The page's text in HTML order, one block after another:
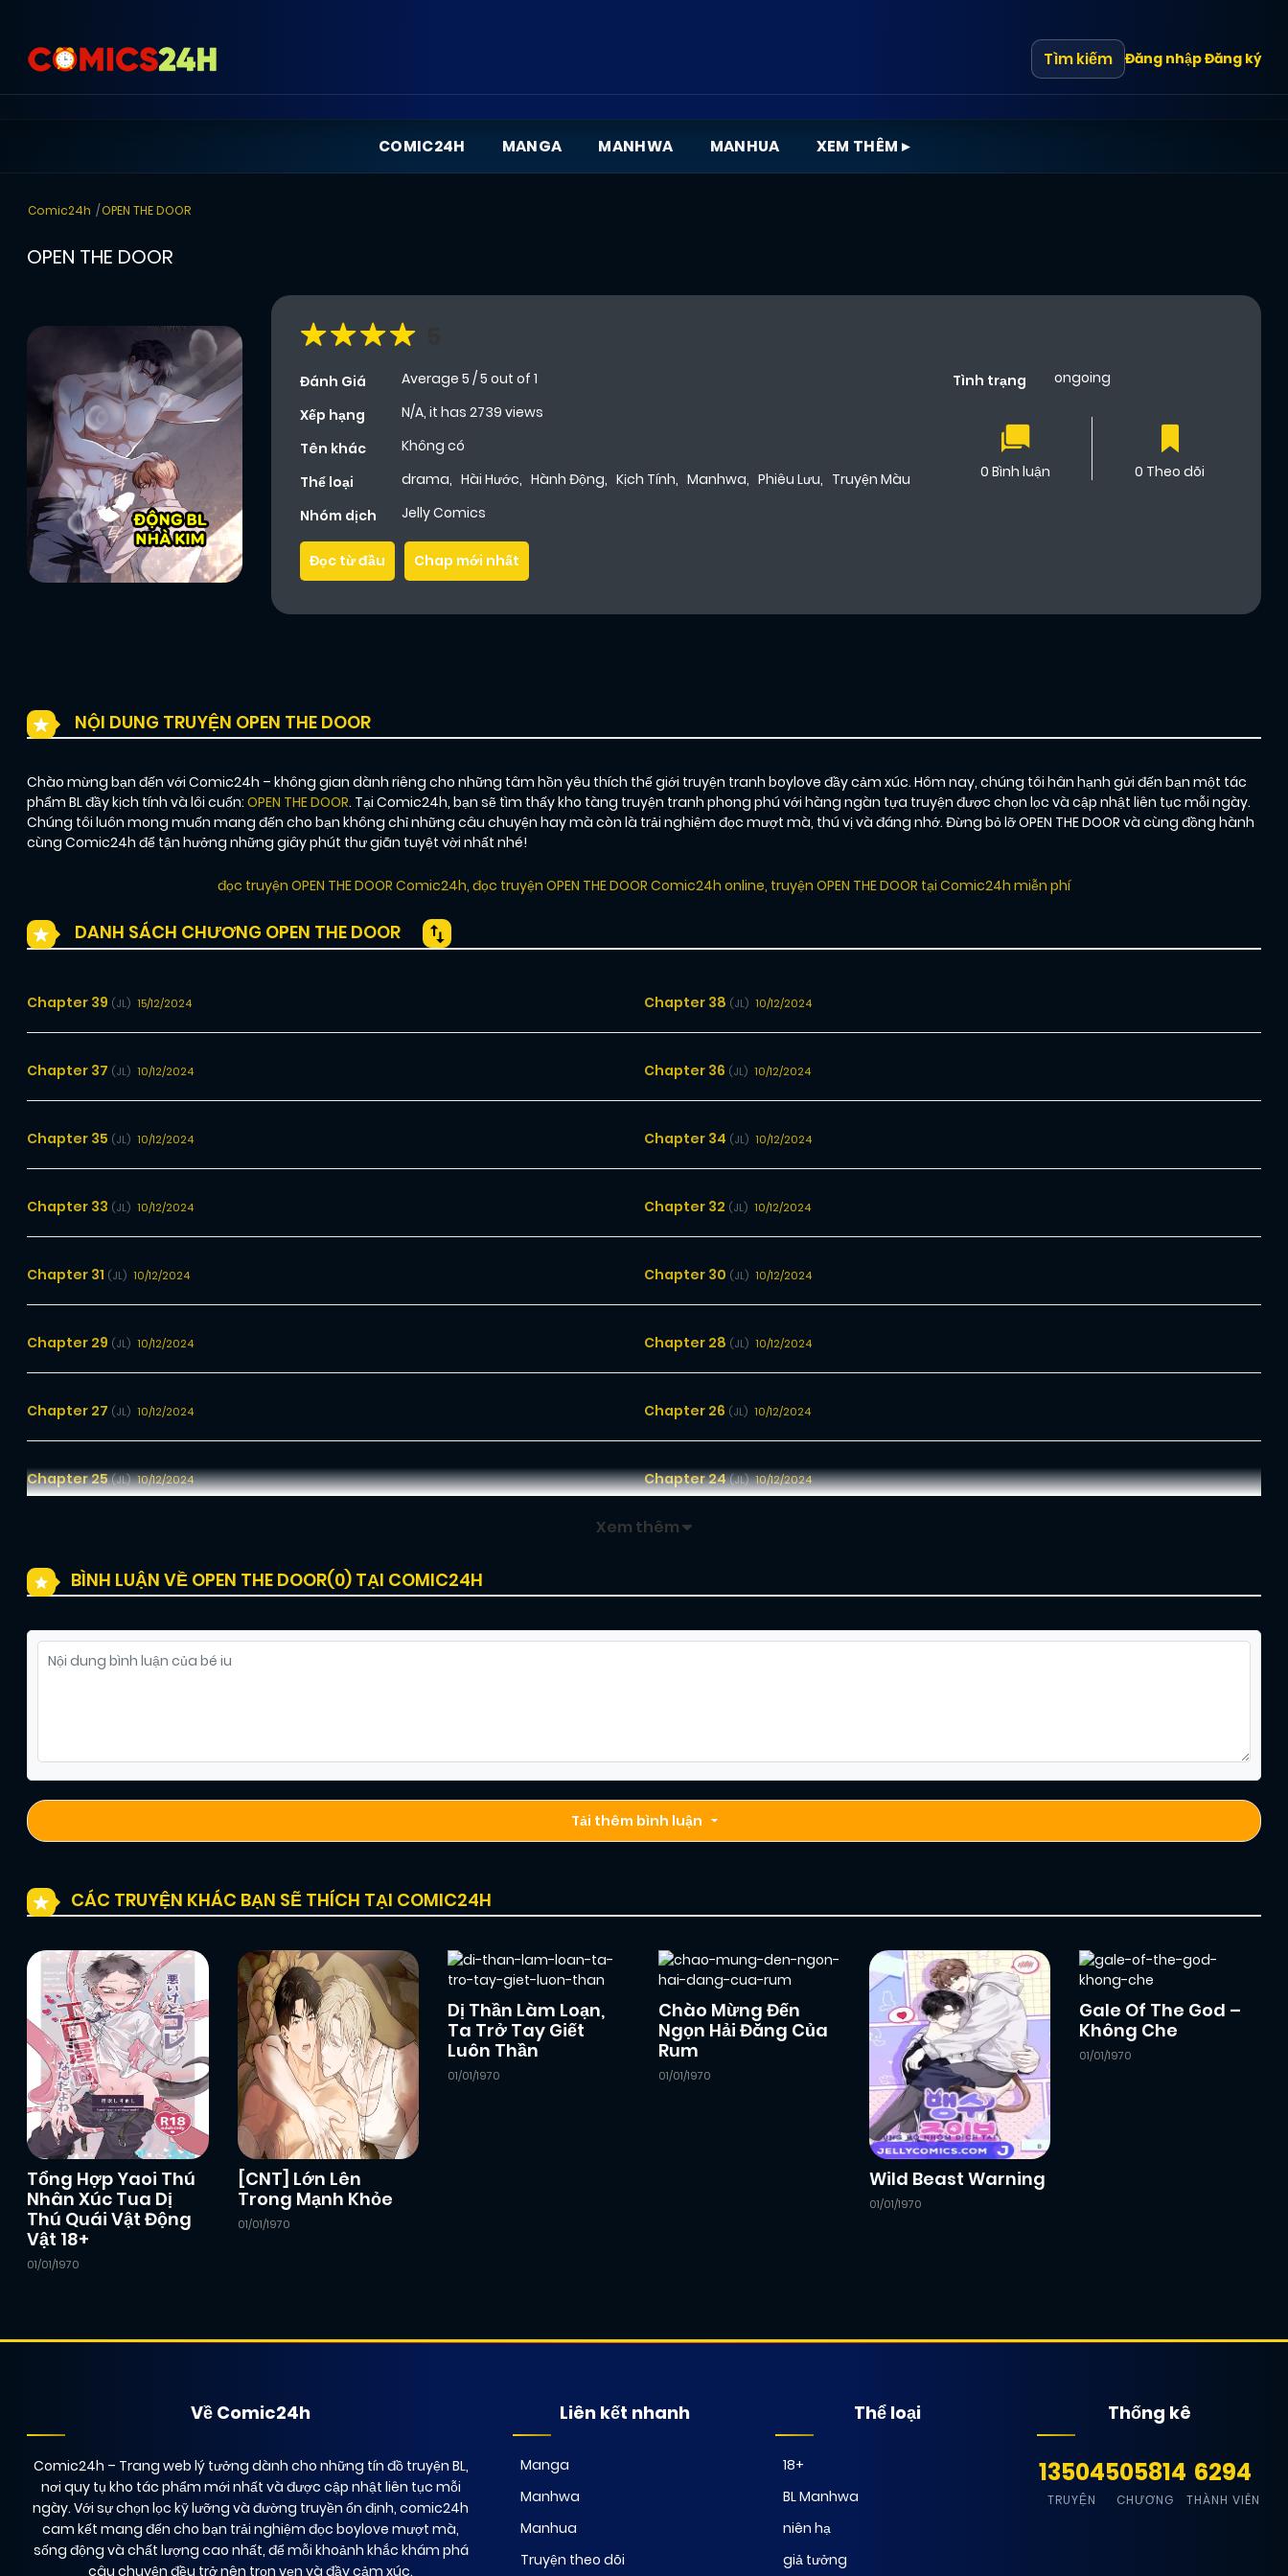
Tìm kiếm Đăng nhậpĐăng ký
COMIC24H MANGA MANHWA MANHUA XEM THÊM ▸
Comic24h OPEN THE DOOR
OPEN THE DOOR
Đánh Giá Average 5 /5 out of 1
Xếp hạng
N/A, it has 2739 views
Tên khác
Không có
Thể loại
drama, Hài Hước, Hành Động, Kịch Tính, Manhwa, Phiêu Lưu, Truyện Màu
Nhóm dịch
Jelly Comics
Tình trạng ongoing
0 Bình luận 0 Theo dõi
Đọc từ đầu Chap mới nhất
NỘI DUNG TRUYỆN OPEN THE DOOR
Chào mừng bạn đến với Comic24h – không gian dành riêng cho những tâm hồn yêu thích thế giới truyện tranh boylove đầy cảm xúc. Hôm nay, chúng tôi hân hạnh gửi đến bạn một tác
phẩm BL đầy kịch tính và lôi cuốn: OPEN THE DOOR. Tại Comic24h, bạn sẽ tìm thấy kho tàng truyện tranh phong phú với hàng ngàn tựa truyện được chọn lọc và cập nhật liên tục mỗi ngày.
Chúng tôi luôn mong muốn mang đến cho bạn không chỉ những câu chuyện hay mà còn là trải nghiệm đọc mượt mà, thú vị và đáng nhớ. Đừng bỏ lỡ OPEN THE DOOR và cùng đồng hành
cùng Comic24h để tận hưởng những giây phút thư giãn tuyệt vời nhất nhé!
đọc truyện OPEN THE DOOR Comic24h, đọc truyện OPEN THE DOOR Comic24h online, truyện OPEN THE DOOR tại Comic24h miễn phí
DANH SÁCH CHƯƠNG OPEN THE DOOR
Chapter 39 (JL) 15/12/2024 Chapter 38 (JL) 10/12/2024
Chapter 37 (JL) 10/12/2024 Chapter 36 (JL) 10/12/2024
Chapter 35 (JL) 10/12/2024 Chapter 34 (JL) 10/12/2024
Chapter 33 (JL) 10/12/2024 Chapter 32 (JL) 10/12/2024
Chapter 31 (JL) 10/12/2024 Chapter 30 (JL) 10/12/2024
Chapter 29 (JL) 10/12/2024 Chapter 28 (JL) 10/12/2024
Chapter 27 (JL) 10/12/2024 Chapter 26 (JL) 10/12/2024
Chapter 25(JL) 10/12/2024 Chapter 24(JL) 10/12/2024
Chapter 15 Chapter 14
Chapter 13 10/12/2024
Chapter 11(JL) 10/12/2024 Chapter 10(JL) 10/12/2024
Chapter 9(JL) 10/12/2024 Chapter 8(JL) 10/12/2024
Chapter 7(JL) 10/12/2024
Chapter 5(JL) 10/12/2024
Chapter 3(JL) 10/12/2024
Xem thêm
BÌNH LUẬN VỀ OPEN THE DOOR(0) TẠI COMIC24H
Tải thêm bình luận
CÁC TRUYỆN KHÁC BẠN SẼ THÍCH TẠI COMIC24H
Tổng Hợp Yaoi Thú
Nhân Xúc Tua Dị
Thú Quái Vật Động
Vật 18+
01/01/1970
[CNT] Lớn Lên
Trong Mạnh Khỏe
01/01/1970
Dị Thần Làm Loạn,
Ta Trở Tay Giết
Luôn Thần
01/01/1970
Chào Mừng Đến
Ngọn Hải Đăng Của
Rum
01/01/1970
Wild Beast Warning
01/01/1970
Gale Of The God –
Không Che
01/01/1970
Về Comic24h
Comic24h – Trang web lý tưởng dành cho những tín đồ truyện BL,
nơi quy tụ kho tác phẩm mới nhất và được cập nhật liên tục mỗi
ngày. Với sự chọn lọc kỹ lưỡng và đường truyền ổn định, comic24h
cam kết mang đến cho bạn trải nghiệm đọc boylove mượt mà,
sống động và chất lượng cao nhất, để mỗi khoảnh khắc khám phá
câu chuyện đều trở nên trọn vẹn và đầy cảm xúc.
Liên kết nhanh
Manga
Manhwa
Manhua
Truyện theo dõi
Thể loại
18+
BL Manhwa
niên hạ
giả tưởng
Thống kê
13504
TRUYỆN
505814
CHƯƠNG
6294
THÀNH VIÊN